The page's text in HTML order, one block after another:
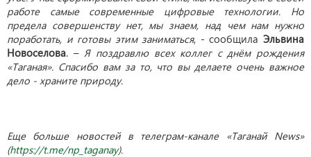
работе самые современные цифровые технологии. Но
предела совершенству нет, мы знаем, над чем нам нужно
поработать, и готовы этим заниматься, - сообщилаЭльвина
Новоселова. –Я поздравлю всех коллег с днём рождения
«Таганая». Спасибо вам за то, что вы делаете очень важное
дело - храните природу.
Еще больше новостей в телеграм-канале «Таганай News»
(https://t.me/np_taganay).